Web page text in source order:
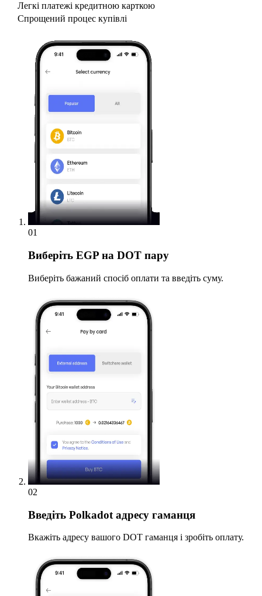
Легкі платежі кредитною карткою
Спрощений процес купівлі
01
Виберіть EGP на DOT пару
Виберіть бажаний спосіб оплати та введіть суму.
02
Введіть Polkadot адресу гаманця
Вкажіть адресу вашого DOT гаманця і зробіть оплату.